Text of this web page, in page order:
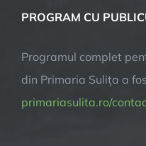
PROGRAM CU
Programul complet
din Primaria Sulița a
primariasulita.ro/